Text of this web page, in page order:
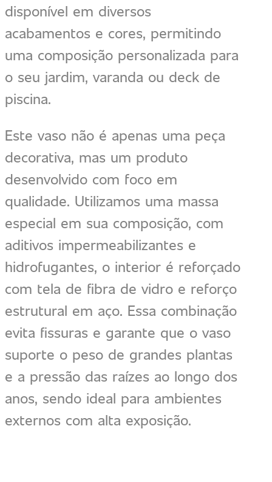
disponível em diversos
acabamentos e cores, permitindo
uma composição personalizada para
o seu jardim, varanda ou deck de
piscina.
Este vaso não é apenas uma peça
decorativa, mas um produto
desenvolvido com foco em
qualidade. Utilizamos uma massa
especial em sua composição, com
aditivos impermeabilizantes e
hidrofugantes, o interior é reforçado
com tela de fibra de vidro e reforço
estrutural em aço. Essa combinação
evita fissuras e garante que o vaso
suporte o peso de grandes plantas
e a pressão das raízes ao longo dos
anos, sendo ideal para ambientes
externos com alta exposição.